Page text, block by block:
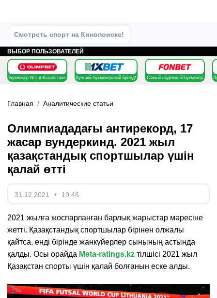
Смотреть спорт на Кинопоиске!
ВЫБОР ПОЛЬЗОВАТЕЛЕЙ
Букмекер №1 в Казахстане Лучший букмекерский бренд* Самый надежный букмекер
Главная Аналитические статьи
Олимпиададағы антирекорд, 17
жасар вундеркинд. 2021 жыл
қазақстандық спортшылар үшін
қалай өтті
31.12.2021 19:46
2021 жылға жоспарланған барлық жарыстар мәресіне
жетті. Қазақстандық спортшылар бірінен олжалы
қайтса, енді бірінде жанкүйерлер сынының астында
қалды. Осы орайда Meta-ratings.kz тілшісі 2021 жыл
Қазақстан спорты үшін қалай болғанын еске алды.